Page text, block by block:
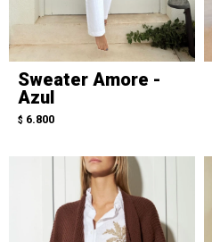
Sweater Amore -
Azul
$ 6.800